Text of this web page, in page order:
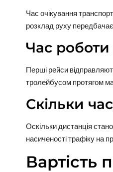
Час очікування
розклад руху
Час
Перші рейси
тролейбусом протягом
Скільки
Оскільки дистанція
насиченості трафіку на
Вартість